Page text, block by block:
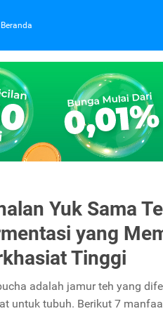
Beranda
Yuk Sama
yang
Tinggi
adalah jamur teh yang
untuk tubuh. Berikut 7